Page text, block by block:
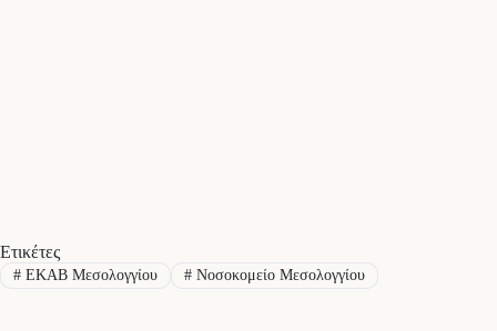
Ετικέτες
#ΕΚΑΒ Μεσολογγίου #Νοσοκομείο Μεσολογγίου